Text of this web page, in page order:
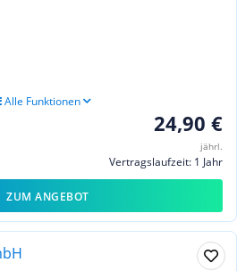
Alle Funktionen
24,90 €
jährl.
Vertragslaufzeit: 1 Jahr
ZUM ANGEBOT